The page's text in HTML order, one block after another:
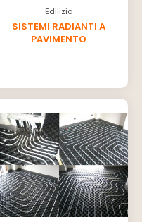
Edilizia
SISTEMI RADIANTI A
PAVIMENTO